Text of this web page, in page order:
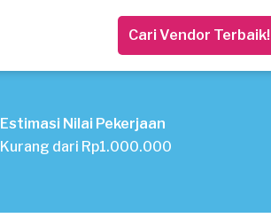
Cari Vendor Terbaik!
Estimasi Nilai Pekerjaan
Kurang dari Rp1.000.000